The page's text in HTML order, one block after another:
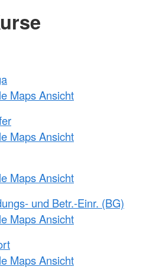
Maps Ansicht
Maps Ansicht
Maps Ansicht
und Betr.-Einr. (BG)
Maps Ansicht
Maps Ansicht